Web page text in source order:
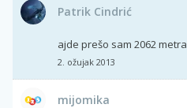
Patrik Cindrić
ajde prešo sam 2062 metra
2. ožujak 2013
mijomika